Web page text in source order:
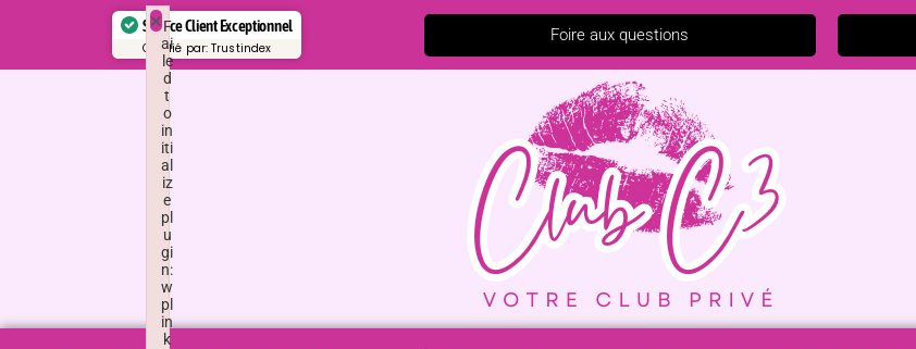
Service Client Exceptionnel
Certifié par:Trustindex
Foire aux questions
F
ai
le
d
t
o
in
iti
al
iz
e
pl
u
gi
n:
w
pl
in
k
×